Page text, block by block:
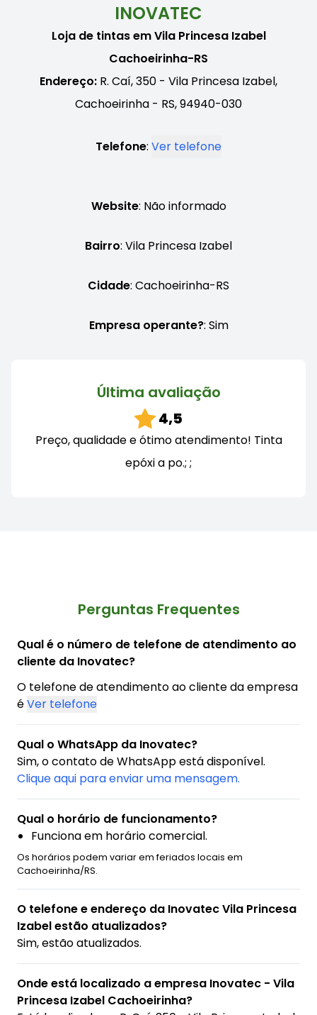
INOVATEC
Loja de tintas em Vila Princesa Izabel
Cachoeirinha-RS
Endereço: R. Caí, 350 - Vila Princesa Izabel,
Cachoeirinha - RS, 94940-030
Telefone: Ver telefone
Website: Não informado
Bairro: Vila Princesa Izabel
Cidade: Cachoeirinha-RS
Empresa operante?: Sim
Última avaliação
4,5
Preço, qualidade e ótimo atendimento! Tinta
epóxi a po.; ;
Perguntas Frequentes
Qual é o número de telefone de atendimento ao
cliente da Inovatec?
O telefone de atendimento ao cliente da empresa
éVer telefone
Qual o WhatsApp da Inovatec?
Sim, o contato de WhatsApp está disponível.
Clique aqui para enviar uma mensagem.
Qual o horário de funcionamento?
Funciona em horário comercial.
Os horários podem variar em feriados locais em
Cachoeirinha/RS.
O telefone e endereço da Inovatec Vila Princesa
Izabel estão atualizados?
Sim, estão atualizados.
Onde está localizado a empresa Inovatec - Vila
Princesa Izabel Cachoeirinha?